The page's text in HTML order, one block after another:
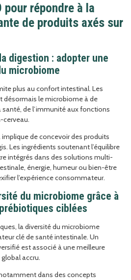
pour répondre à la
de produits axés sur
digestion : adopter une
microbiome
plus au confort intestinal. Les
le microbiome à de
de l’immunité aux fonctions
cerveau.
de concevoir des produits
Les ingrédients soutenant l’équilibre
intégrés dans des solutions multi-
énergie, humeur ou bien-être
l’expérience consommateur.
du microbiome grâce à
ciblées
la diversité du microbiome
clé de santé intestinale. Un
est associé à une meilleure
accru.
dans des concepts